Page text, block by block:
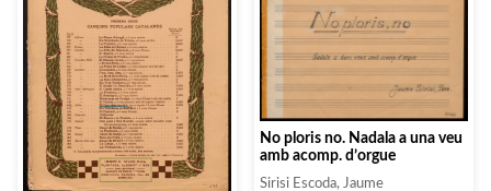
No ploris no. Nadala a una veu
amb acomp. d’orgue
Sirisi Escoda, Jaume